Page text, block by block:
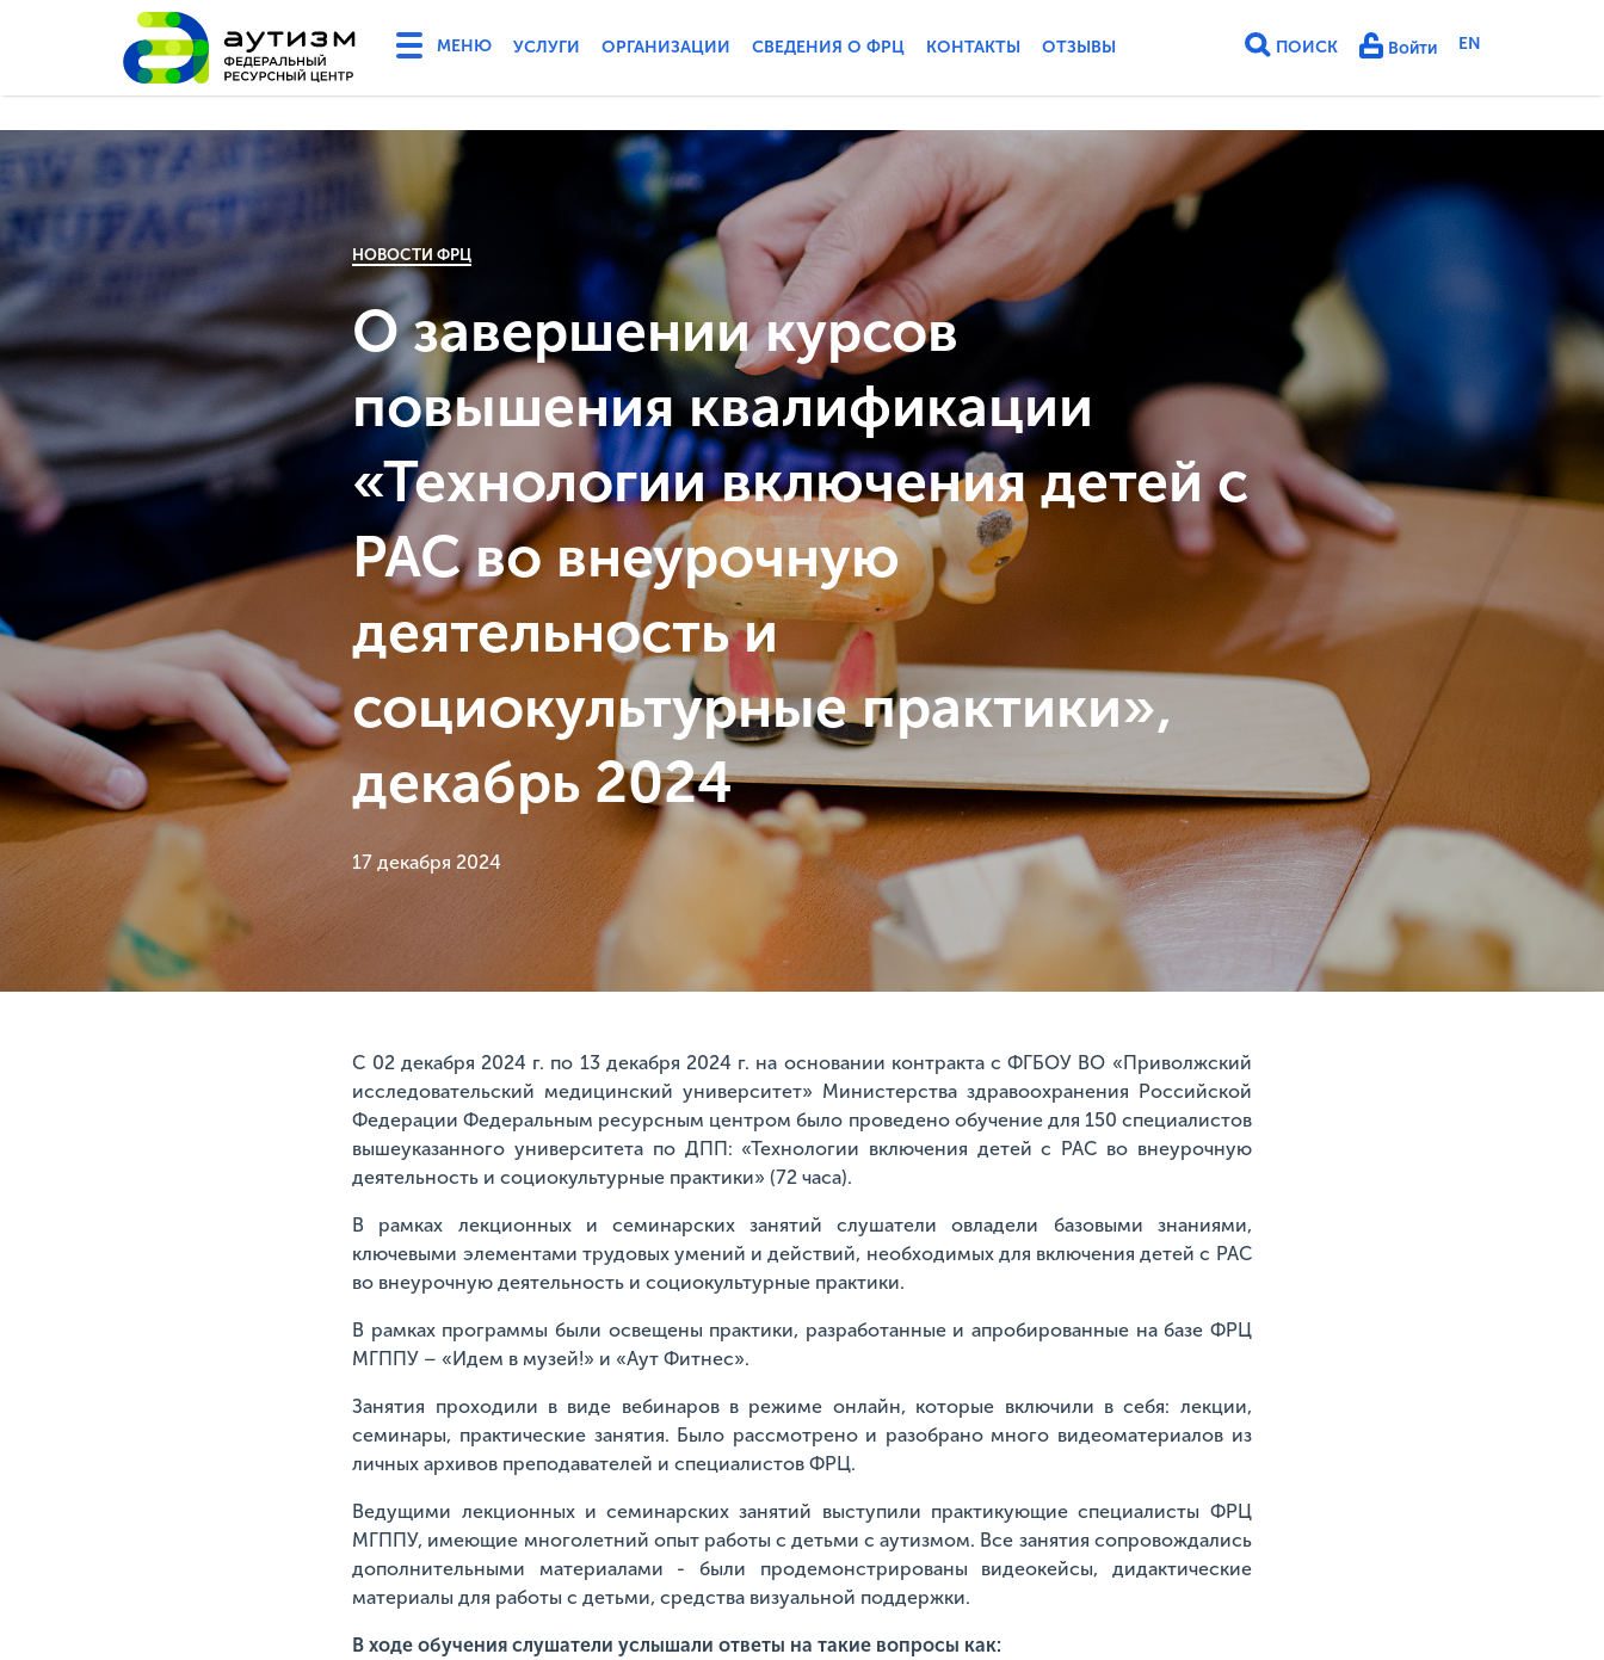
УСЛУГИ ОРГАНИЗАЦИИ СВЕДЕНИЯ О ФРЦ КОНТАКТЫ ОТЗЫВЫ ПОИСК Войти EN
НОВОСТИ ФРЦ
О завершении курсов
повышения квалификации
«Технологии включения детей с
РАС во внеурочную
деятельность и
социокультурные практики»,
декабрь 2024
17 декабря 2024
С 02 декабря 2024 г. по 13 декабря 2024 г. на основании контракта с ФГБОУ ВО «Приволжский
исследовательский медицинский университет» Министерства здравоохранения Российской
Федерации Федеральным ресурсным центром было проведено обучение для 150 специалистов
вышеуказанного университета по ДПП: «Технологии включения детей с РАС во внеурочную
деятельность и социокультурные практики» (72 часа).
В рамках лекционных и семинарских занятий слушатели овладели базовыми знаниями,
ключевыми элементами трудовых умений и действий, необходимых для включения детей с РАС
во внеурочную деятельность и социокультурные практики.
В рамках программы были освещены практики, разработанные и апробированные на базе ФРЦ
МГППУ – «Идем в музей!» и «Аут Фитнес».
Занятия проходили в виде вебинаров в режиме онлайн, которые включили в себя: лекции,
семинары, практические занятия. Было рассмотрено и разобрано много видеоматериалов из
личных архивов преподавателей и специалистов ФРЦ.
Ведущими лекционных и семинарских занятий выступили практикующие специалисты ФРЦ
МГППУ, имеющие многолетний опыт работы с детьми с аутизмом. Все занятия сопровождались
дополнительными материалами - были продемонстрированы видеокейсы, дидактические
материалы для работы с детьми, средства визуальной поддержки.
В ходе обучения слушатели услышали ответы на такие вопросы как: